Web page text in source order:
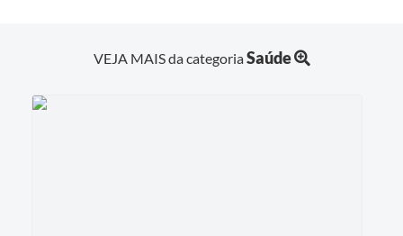
VEJA MAIS da categoriaSaúde